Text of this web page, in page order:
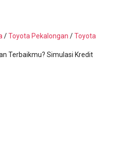
/Toyota Pekalongan /Toyota
Terbaikmu? Simulasi Kredit